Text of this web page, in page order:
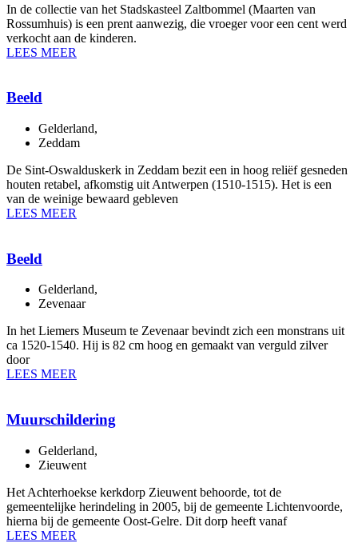
In de collectie van het Stadskasteel Zaltbommel (Maarten van
Rossumhuis) is een prent aanwezig, die vroeger voor een cent werd
verkocht aan de kinderen.
LEES MEER
Beeld
Gelderland,
Zeddam
De Sint-Oswalduskerk in Zeddam bezit een in hoog reliëf gesneden
houten retabel, afkomstig uit Antwerpen (1510-1515). Het is een
van de weinige bewaard gebleven
LEES MEER
Beeld
Gelderland,
Zevenaar
In het Liemers Museum te Zevenaar bevindt zich een monstrans uit
ca 1520-1540. Hij is 82 cm hoog en gemaakt van verguld zilver
door
LEES MEER
Muurschildering
Gelderland,
Zieuwent
Het Achterhoekse kerkdorp Zieuwent behoorde, tot de
gemeentelijke herindeling in 2005, bij de gemeente Lichtenvoorde,
hierna bij de gemeente Oost-Gelre. Dit dorp heeft vanaf
LEES MEER